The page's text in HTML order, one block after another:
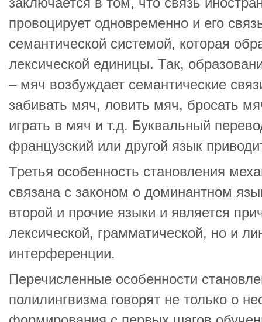
провоцирует одновременно и его
семантической системой, которая
лексической единицы. Так,
– мяч возбуждает семантические
забивать мяч, ловить мяч, бросать
играть в мяч и т.д. Буквальный
французский или другой язык
Третья особенность становления
связана с законом о доминантном
второй и прочие языки и является
лексической, грамматической, но и
интерференции.
Перечисленные особенности
полилингвизма говорят не только о